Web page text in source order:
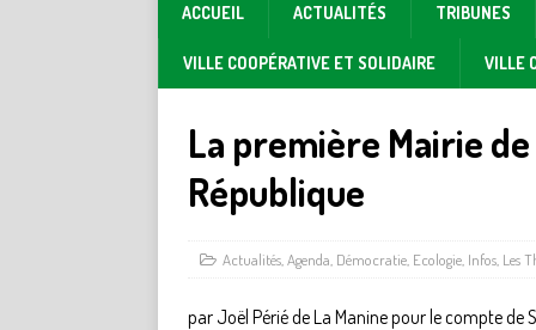
ACCUEIL ACTUALITÉS TRIBUNES
VILLE COOPÉRATIVE ET SOLIDAIRE VILLE
La première Mairie
République
Actualités Agenda Démocratie Ecologie Infos Les
par Joël Périé de La Manine pour le compte de